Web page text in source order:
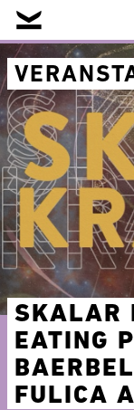
Skip
to
content
SKALAR
EATING
FULICA